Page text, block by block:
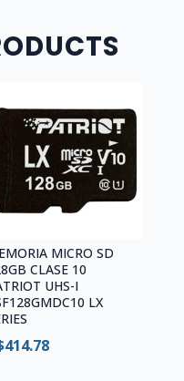
MICRO SD
CLASE 10
UHS-I
LX
414.78